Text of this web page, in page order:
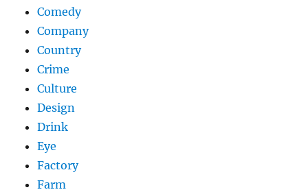
Comedy
Company
Country
Crime
Culture
Design
Drink
Eye
Factory
Farm